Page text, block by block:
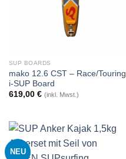
SUP BOARDS
mako 12.6 CST – Race/Touring
i-SUP Board
619,00 € (inkl. Mwst.)
NEU